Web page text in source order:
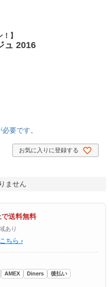
】
ュ 2016
要です。
お気に入りに登録する
ません
送料無料
あり
ちら ›
AMEX Diners
後払い